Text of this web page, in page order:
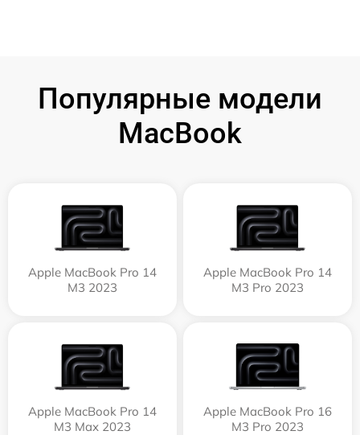
Популярные модели
MacBook
Apple MacBook Pro 14
M3 2023
Apple MacBook Pro 14
M3 Pro 2023
Apple MacBook Pro 14
M3 Max 2023
Apple MacBook Pro 16
M3 Pro 2023